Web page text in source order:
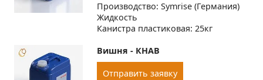
Производство: Symrise (Германия)
Жидкость
Канистра пластиковая: 25кг
Вишня - КНАВ
Отправить заявку